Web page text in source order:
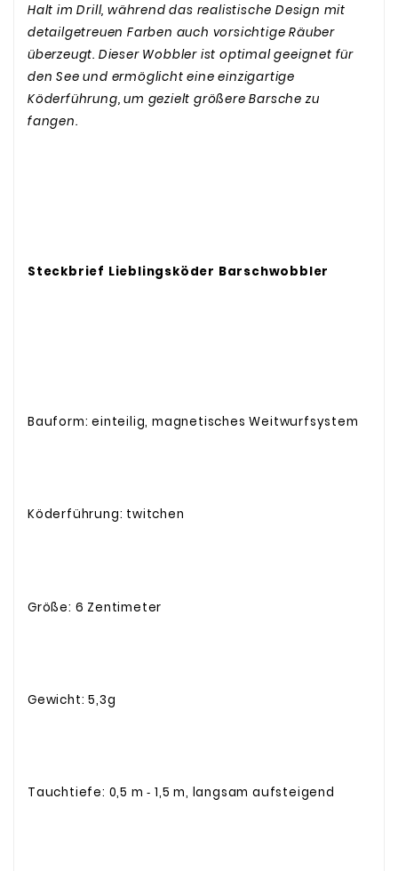
Halt im Drill, während das realistische Design mit
detailgetreuen Farben auch vorsichtige Räuber
überzeugt. Dieser Wobbler ist optimal geeignet für
den See und ermöglicht eine einzigartige
Köderführung, um gezielt größere Barsche zu
fangen.
Steckbrief Lieblingsköder Barschwobbler
Bauform: einteilig, magnetisches Weitwurfsystem
Köderführung: twitchen
Größe: 6 Zentimeter
Gewicht: 5,3g
Tauchtiefe: 0,5 m ‐ 1,5 m, langsam aufsteigend